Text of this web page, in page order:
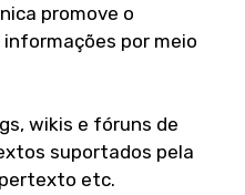
promove o
por meio
wikis e fóruns de
suportados pela
etc.